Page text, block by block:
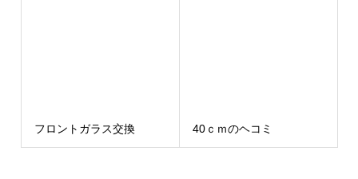
フロントガラス交換 40ｃｍのヘコミ